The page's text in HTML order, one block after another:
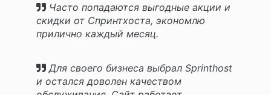
Часто попадаются выгодные акции и
скидки от Спринтхоста, экономлю
прилично каждый месяц.
Для своего бизнеса выбрал Sprinthost
и остался доволен качеством